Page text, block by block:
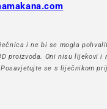
i ne bi se mogla
proizvoda. Oni nisu lijekovi i
se s liječnikom